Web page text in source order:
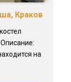
Краков
на